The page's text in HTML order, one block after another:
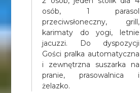
osób, 1 parasol
przeciwsłoneczny, grill,
karimaty do yogi, letnie
jacuzzi. Do dyspozycji
Gości pralka automatyczna
i zewnętrzna suszarka na
pranie, prasowalnica i
żelazko.